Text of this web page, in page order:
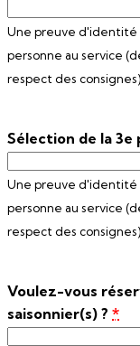
Une preuve d'identité
personne au service
respect des consignes).
Sélection de la 3e
Une preuve d'identité
personne au service
respect des consignes).
Voulez-vous
saisonnier(s) ? *